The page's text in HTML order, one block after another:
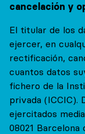
cancelación y
El titular de los
ejercer, en
rectificación,
cuantos datos
fichero de la
privada (ICCIC).
ejercitados
08021